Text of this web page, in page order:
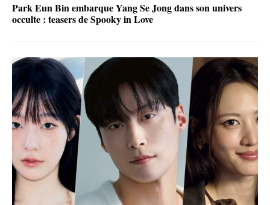
Park Eun Bin embarque Yang Se Jong dans son univers
occulte : teasers de Spooky in Love